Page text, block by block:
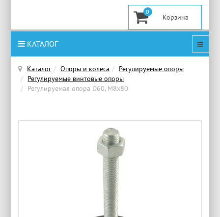
0
КАТАЛОГ
Каталог Опоры и колеса
Регулируемые опоры
Регулируемые винтовые опоры
Регулируемая опора D60, М8х80